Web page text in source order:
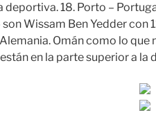
18. Porto –
Wissam Ben Yedder con
Omán como lo que
en la parte superior a la